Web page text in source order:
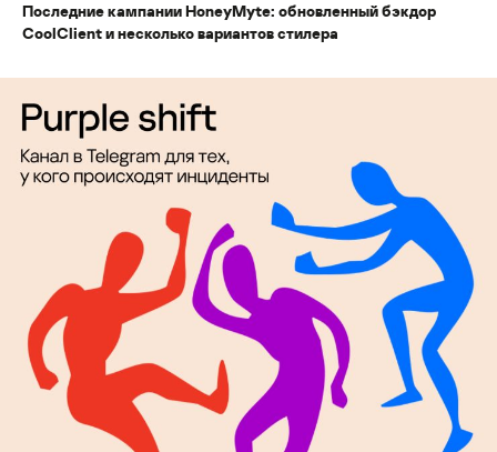
Последние кампании HoneyMyte: обновленный бэкдор
CoolClient и несколько вариантов стилера